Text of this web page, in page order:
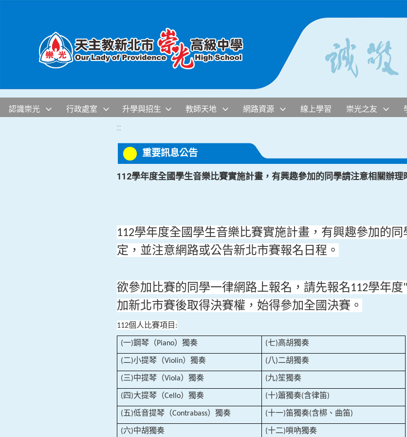
認識崇光 行政處室 升學與招生 教師天地 網路資源 線上學習 崇光之友
:::
重要訊息公告
112學年度全國學生音樂比賽實施計畫，有興趣參加的同學請注意相關辦理
112學年度全國學生音樂比賽實施計畫，有興趣參加的
定，並注意網路或公告新北市賽報名日程。
欲參加比賽的同學一律網路上報名，請先報名112學年度"
加新北市賽後取得決賽權，始得參加全國決賽。
112個人比賽項目 :
(一)鋼琴（Piano）獨奏 (七)高胡獨奏
(二)小提琴（Violin）獨奏 (八)二胡獨奏
(三)中提琴（Viola）獨奏 (九)笙獨奏
(四)大提琴（Cello）獨奏 (十)簫獨奏(含律笛)
(五)低音提琴（Contrabass）獨奏 (十一)笛獨奏(含梆、曲笛)
(六)中胡獨奏 (十二)嗩吶獨奏